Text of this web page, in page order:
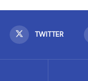
TWITTER